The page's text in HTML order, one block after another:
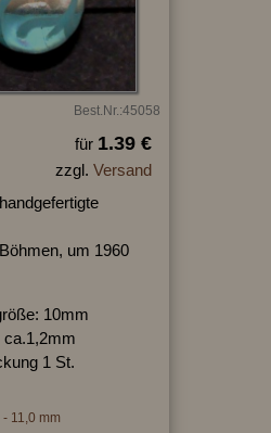
Best.Nr.:45058
für 1.39 €
zzgl. Versand
um 1960
10mm
1 St.
- 11,0 mm